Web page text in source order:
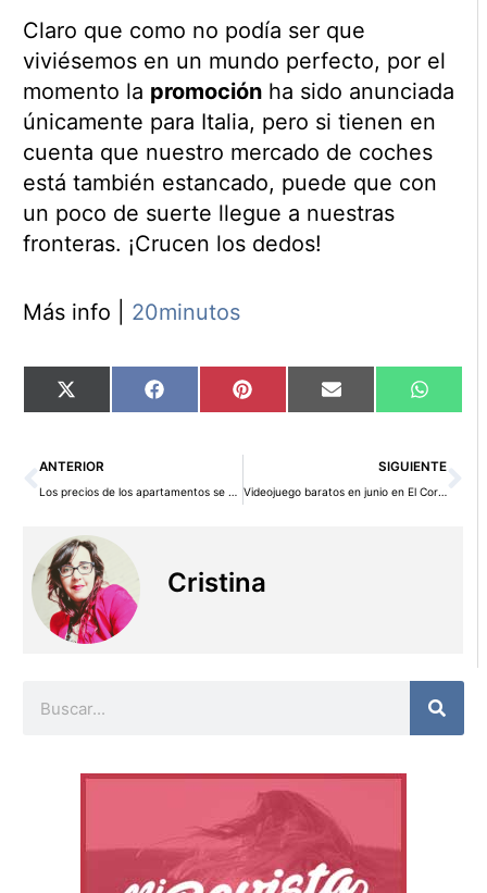
Claro que como no podía ser que
viviésemos en un mundo perfecto, por el
momento la promociónha sido anunciada
únicamente para Italia, pero si tienen en
cuenta que nuestro mercado de coches
está también estancado, puede que con
un poco de suerte llegue a nuestras
fronteras. ¡Crucen los dedos!
Más info | 20minutos
Compartir
en
X
(Twitter)
Compartir
en
Facebook Compartir
en
Pinterest Compartir
en
Email
en
Ant
ANTERIOR
Los precios de los apartamentos se caen a precios de 1998
SIGUIENTE
Videojuego baratos en junio en El Corte Inglés
Cristina